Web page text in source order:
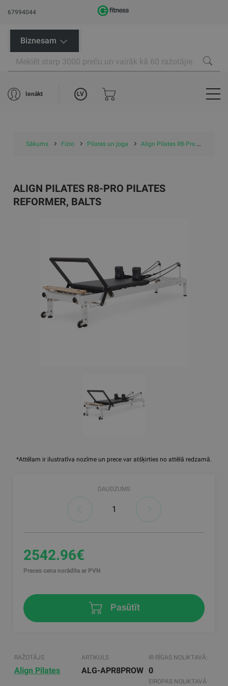
67994044
Biznesam
Ienākt LV
Sākums Fizio Pilates un joga Align Pilates R8-Pro Pilates Reformer, balts
*Attēlam ir ilustratīva nozīme un prece var atšķirties no attēlā redzamā.
ALIGN PILATES R8-PRO PILATES
REFORMER, BALTS
DAUDZUMS
2542.96€
Preces cena norādīta ar PVN
Pasūtīt
RAŽOTĀJS
Align Pilates
ARTIKULS
ALG-APR8PROW
IR RĪGAS NOLIKTAVĀ:
0
EIROPAS NOLIKTAVĀ